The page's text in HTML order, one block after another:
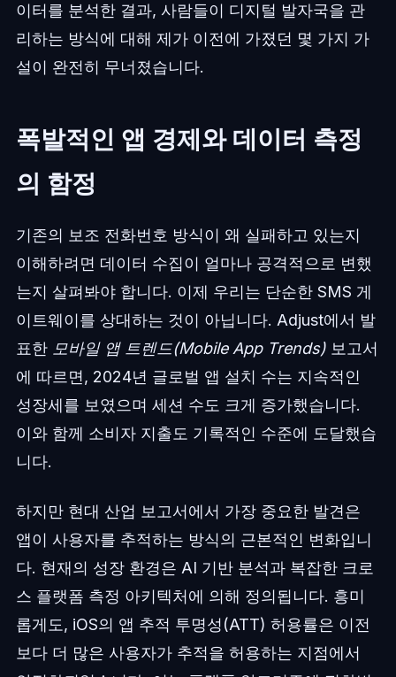
이터를 분석한 결과, 사람들이 디지털 발자국을 관
리하는 방식에 대해 제가 이전에 가졌던 몇 가지 가
설이 완전히 무너졌습니다.
폭발적인 앱 경제와 데이터 측정
의 함정
기존의 보조 전화번호 방식이 왜 실패하고 있는지
이해하려면 데이터 수집이 얼마나 공격적으로 변했
는지 살펴봐야 합니다. 이제 우리는 단순한 SMS 게
이트웨이를 상대하는 것이 아닙니다. Adjust에서 발
표한 모바일 앱 트렌드(Mobile App Trends)보고서
에 따르면, 2024년 글로벌 앱 설치 수는 지속적인
성장세를 보였으며 세션 수도 크게 증가했습니다.
이와 함께 소비자 지출도 기록적인 수준에 도달했습
니다.
하지만 현대 산업 보고서에서 가장 중요한 발견은
앱이 사용자를 추적하는 방식의 근본적인 변화입니
다. 현재의 성장 환경은 AI 기반 분석과 복잡한 크로
스 플랫폼 측정 아키텍처에 의해 정의됩니다. 흥미
롭게도, iOS의 앱 추적 투명성(ATT) 허용률은 이전
보다 더 많은 사용자가 추적을 허용하는 지점에서